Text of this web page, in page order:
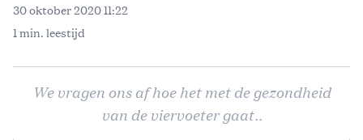
30 oktober 2020 11:22
1 min. leestijd
We vragen ons af hoe het met de gezondheid
van de viervoeter gaat..